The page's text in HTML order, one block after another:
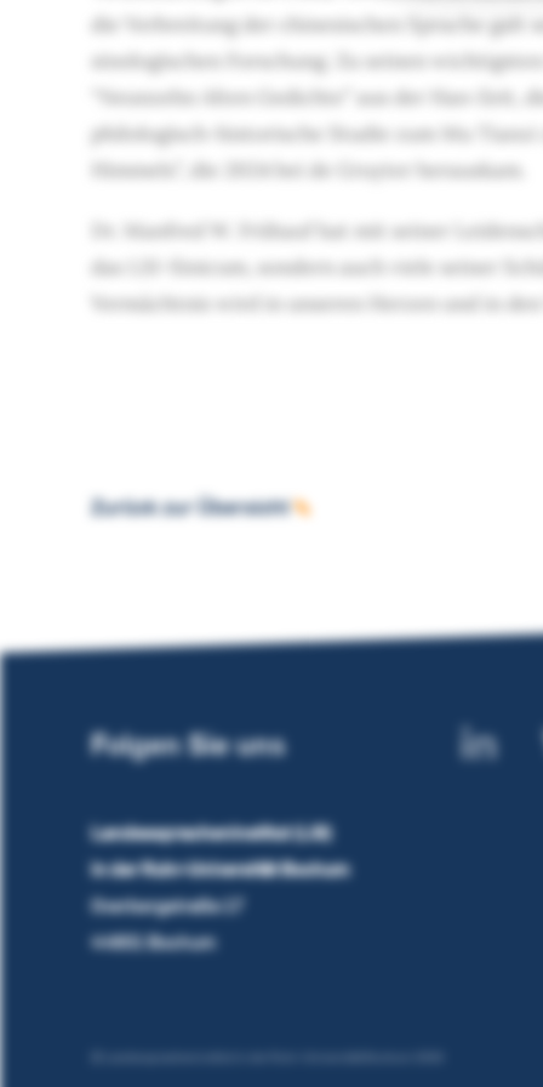
die Verbreitung der chinesischen Sprache galt
sinologischen Forschung. Zu seinen
“Neunzehn Alten Gedichte” aus der Han-Zeit,
philologisch-historische Studie zum Mu Tianzi
Himmels”, die 2024 bei de Gruyter herauskam.
Dr. Manfred W. Frühauf hat mit seiner
das LSI-Sinicum, sondern auch viele seiner
Vermächtnis wird in unseren Herzen und in
Zurück zur Übersicht
Folgen Sie uns
Landesspracheninstitut (LSI)
in der Ruhr-Universität Bochum
Overbergstraße 17
44801 Bochum